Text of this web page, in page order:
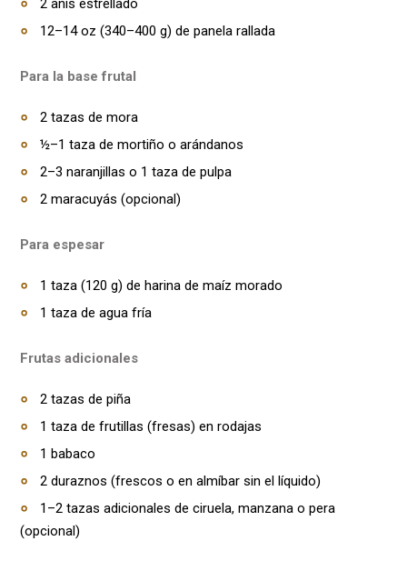
2 anís estrellado
12–14 oz (340–400 g) de panela rallada
Para la base frutal
2 tazas de mora
½–1 taza de mortiño o arándanos
2–3 naranjillas o 1 taza de pulpa
2 maracuyás (opcional)
Para espesar
1 taza (120 g) de harina de maíz morado
1 taza de agua fría
Frutas adicionales
2 tazas de piña
1 taza de frutillas (fresas) en rodajas
1 babaco
2 duraznos (frescos o en almíbar sin el líquido)
1–2 tazas adicionales de ciruela, manzana o pera
(opcional)